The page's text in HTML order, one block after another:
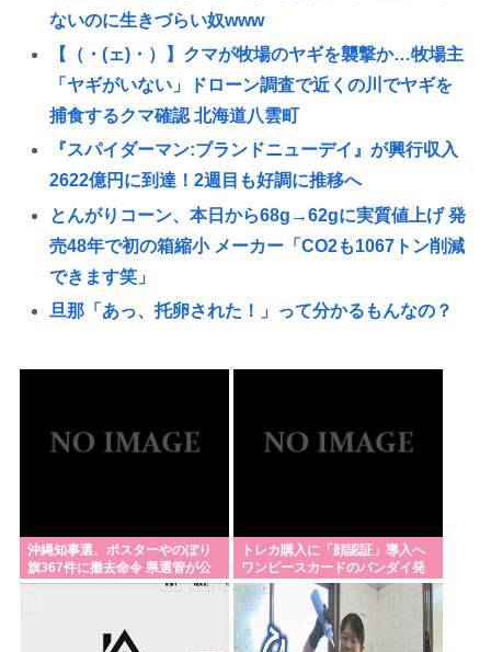
ないのに生きづらい奴www
【（・(ェ)・）】クマが牧場のヤギを襲撃か…牧場主
「ヤギがいない」ドローン調査で近くの川でヤギを
捕食するクマ確認 北海道八雲町
『スパイダーマン:ブランドニューデイ』が興行収入
2622億円に到達！2週目も好調に推移へ
とんがりコーン、本日から68g→62gに実質値上げ 発
売48年で初の箱縮小 メーカー「CO2も1067トン削減
できます笑」
旦那「あっ、托卵された！」って分かるもんなの？
マモノ甲子園 横浜3 – 沖縄尚学1
高級車さん、ちょっと駐車位置をはみ出しただけで
表 「熊本の皆様へ」「強い決意」のメッセージ&寄
付も表明
東京で大地震が絶対に起きない理由www
北朝鮮「暑さ対策に犬肉鍋やサムゲタンを食え」絶
沖縄知事選、ポスターやのぼり
旗367件に撤去命令 県選管が公
選法違反と判断
トレカ購入に「顔認証」導入へ
ワンピースカードのバンダイ発
表 ポケカもマイナカード導入